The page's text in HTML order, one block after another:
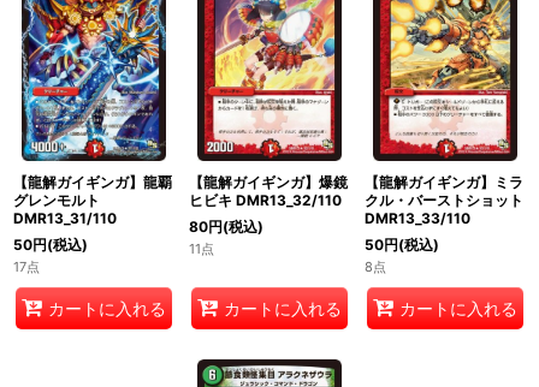
【龍解ガイギンガ】龍覇
グレンモルト
DMR13_31/110
50円(税込)
17点
カートに入れる
【龍解ガイギンガ】爆鏡
ヒビキ DMR13_32/110
80円(税込)
11点
カートに入れる
【龍解ガイギンガ】ミラ
クル・バーストショット
DMR13_33/110
50円(税込)
8点
カートに入れる